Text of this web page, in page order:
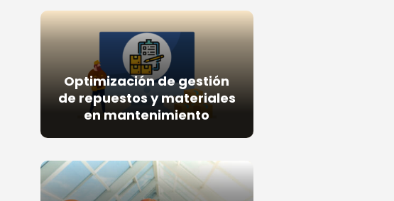
Optimización de gestión
de repuestos y materiales
en mantenimiento